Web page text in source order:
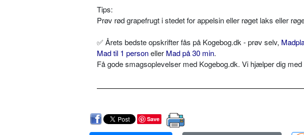
Tips:
Prøv rød grapefrugt i stedet for appelsin eller røget laks eller
✅Årets bedste opskrifter fås på Kogebog.dk - prøv selv,
Mad til 1 personeller Mad på 30 min.
Få gode smagsoplevelser med Kogebog.dk. Vi hjælper dig
Save